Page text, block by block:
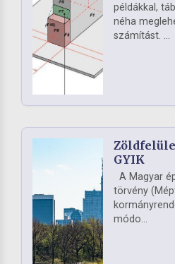
példákkal,
néha
számítást. ...
GYIK
A Magyar
törvény
módo...